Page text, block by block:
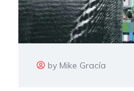
by Mike Gracía